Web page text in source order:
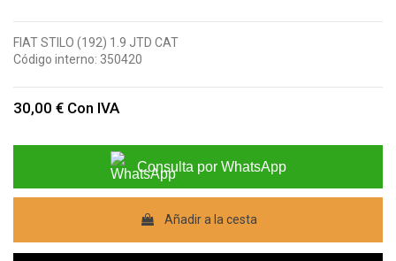
FIAT STILO (192) 1.9 JTD CAT
Código interno: 350420
30,00 € Con IVA
Consulta por WhatsApp
Añadir a la cesta